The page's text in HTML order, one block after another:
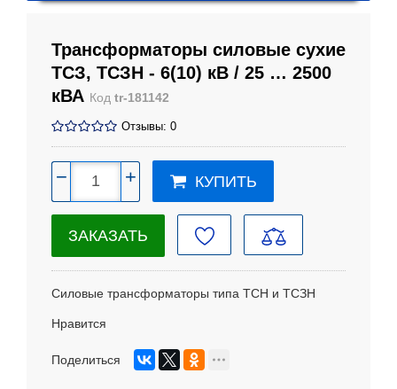
Трансформаторы силовые сухие
ТСЗ, ТСЗН - 6(10) кВ / 25 … 2500
кВА Код tr-181142
Отзывы: 0
− + КУПИТЬ
ЗАКАЗАТЬ
Силовые трансформаторы типа ТСН и ТСЗН
Нравится
Поделиться